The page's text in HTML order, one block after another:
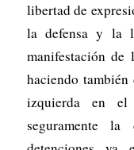
libertad de
la defensa y la
manifestación de
haciendo
izquierda en el
seguramente